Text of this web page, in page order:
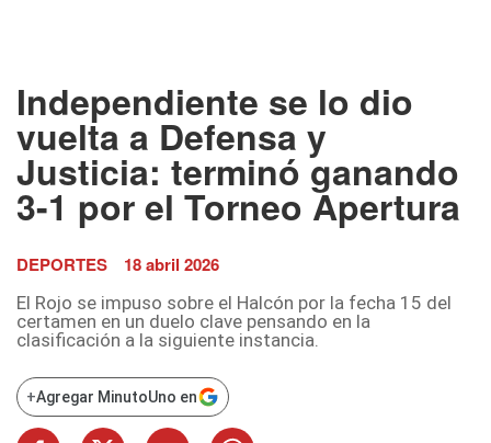
Independiente se lo dio
vuelta a Defensa y
Justicia: terminó ganando
3-1 por el Torneo Apertura
DEPORTES 18 abril 2026
El Rojo se impuso sobre el Halcón por la fecha 15 del
certamen en un duelo clave pensando en la
clasificación a la siguiente instancia.
+Agregar MinutoUno en